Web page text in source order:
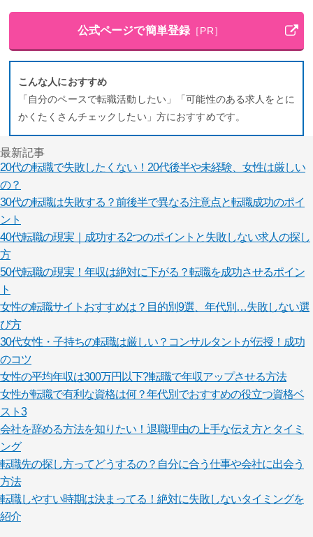
公式ページで簡単登録 ［PR］
こんな人におすすめ
「自分のペースで転職活動したい」「可能性のある求人をとに
かくたくさんチェックしたい」方におすすめです。
最新記事
20代の転職で失敗したくない！20代後半や未経験、女性は厳しい
の？
30代の転職は失敗する？前後半で異なる注意点と転職成功のポイ
ント
40代転職の現実｜成功する2つのポイントと失敗しない求人の探し
方
50代転職の現実！年収は絶対に下がる？転職を成功させるポイン
ト
女性の転職サイトおすすめは？目的別9選、年代別…失敗しない選
び方
30代女性・子持ちの転職は厳しい？コンサルタントが伝授！成功
のコツ
女性の平均年収は300万円以下?!転職で年収アップさせる方法
女性が転職で有利な資格は何？年代別でおすすめの役立つ資格ベ
スト3
会社を辞める方法を知りたい！退職理由の上手な伝え方とタイミ
ング
転職先の探し方ってどうするの？自分に合う仕事や会社に出会う
方法
転職しやすい時期は決まってる！絶対に失敗しないタイミングを
紹介